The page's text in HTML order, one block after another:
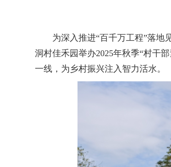
为深入推进“百千万工程”落地见
洞村佳禾园举办2025年秋季“村干
一线，为乡村振兴注入智力活水。